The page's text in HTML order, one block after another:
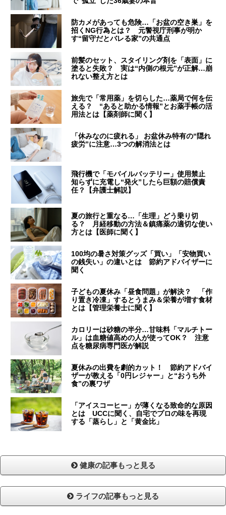
防カメがあっても危険…「お盆の空き巣」を
招くNG行為とは？ 元警視庁刑事が明か
す“留守だとバレる家”の共通点
前髪のセット、スタイリング剤を「表面」に
塗ると失敗？ 実は“内側の根元”が正解…崩
れない整え方とは
旅先で「常用薬」を切らした…薬局で何を伝
える？ “あると助かる情報”とお薬手帳の活
用法とは【薬剤師に聞く】
「休みなのに疲れる」 お盆休み特有の“隠れ
疲労”に注意…3つの解消法とは
飛行機で「モバイルバッテリー」使用禁止
知らずに充電し“発火”したら巨額の賠償責
任？【弁護士解説】
夏の旅行と重なる…「生理」どう乗り切
る？ 月経移動の方法＆鎮痛薬の適切な使い
方とは【医師に聞く】
100均の暑さ対策グッズ「買い」「安物買い
の銭失い」の違いとは 節約アドバイザーに
聞く
子どもの夏休み「昼食問題」が解決？ 「作
り置き冷凍」するとうまみ＆栄養が増す食材
とは【管理栄養士に聞く】
カロリーは砂糖の半分…甘味料「マルチトー
ル」は血糖値高めの人が使ってOK？ 注意
点を糖尿病専門医が解説
夏休みの出費を劇的カット！ 節約アドバイ
ザーが教える「0円レジャー」と“おうち外
食”の裏ワザ
「アイスコーヒー」が薄くなる致命的な原因
とは UCCに聞く、自宅でプロの味を再現
する「蒸らし」と「黄金比」
健康の記事もっと見る
ライフの記事もっと見る